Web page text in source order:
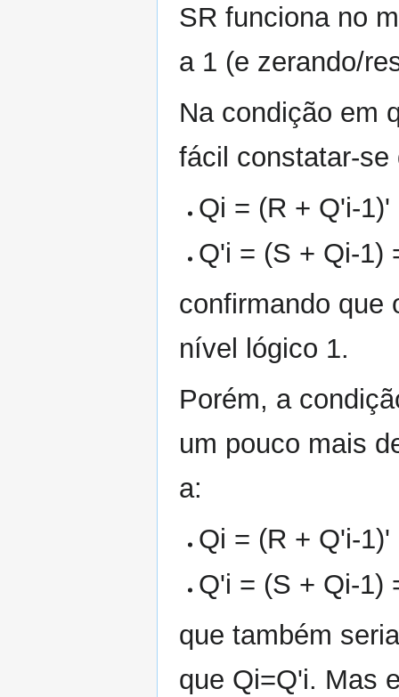
SR funciona no
a 1 (e zerando/
Na condição em
fácil constatar-se
Qi = (R + Q'i-
Q'i = (S + Qi-1)
confirmando que
nível lógico 1.
Porém, a
um pouco mais
a:
Qi = (R + Q'i-
Q'i = (S + Qi-1)
que também
que Qi=Q'i. Mas